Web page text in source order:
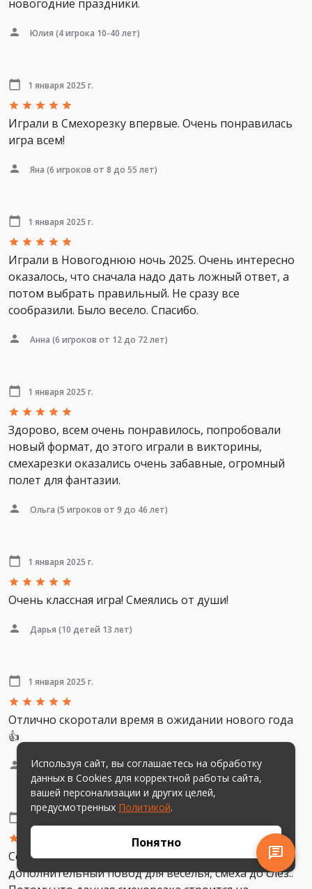
новогодние праздники.
Юлия (4 игрока 10-40 лет)
1 января 2025 г.
Играли в Смехорезку впервые. Очень понравилась
игра всем!
Яна (6 игроков от 8 до 55 лет)
1 января 2025 г.
Играли в Новогоднюю ночь 2025. Очень интересно
оказалось, что сначала надо дать ложный ответ, а
потом выбрать правильный. Не сразу все
сообразили. Было весело. Спасибо.
Анна (6 игроков от 12 до 72 лет)
1 января 2025 г.
Здорово, всем очень понравилось, попробовали
новый формат, до этого играли в викторины,
смехарезки оказались очень забавные, огромный
полет для фантазии.
Ольга (5 игроков от 9 до 46 лет)
1 января 2025 г.
Очень классная игра! Смеялись от души!
Дарья (10 детей 13 лет)
1 января 2025 г.
Отлично скоротали время в ожидании нового года
👍
Анастасия(4 игрока от 9 до 38 лет)
Собраться компанией без повода это
дополнительный повод для веселья, смеха до слез..
Используя сайт, вы соглашаетесь на обработку
данных в Cookies для корректной работы сайта,
вашей персонализации и других целей,
предусмотренных Политикой.
Понятно